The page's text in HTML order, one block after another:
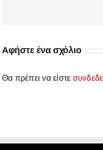
Αφήστε ένα σχόλιο
Θα πρέπει να είστε